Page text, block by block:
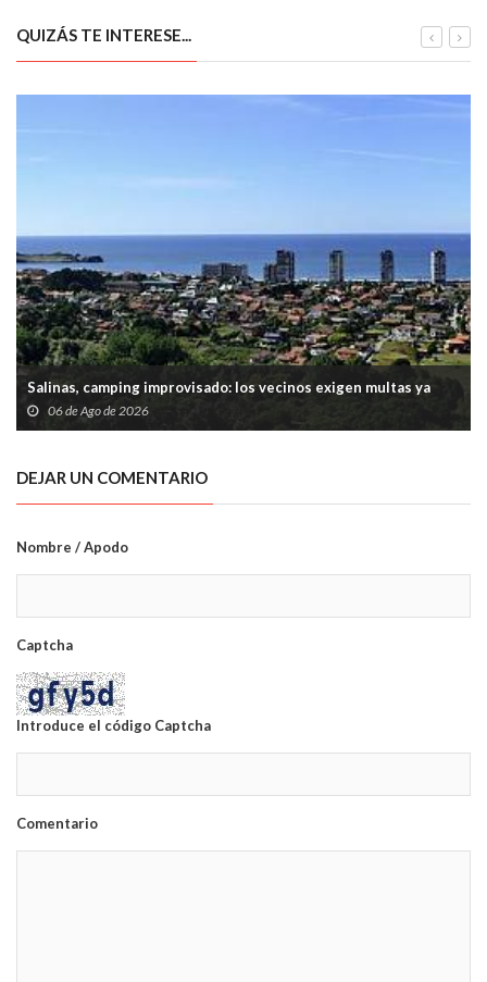
QUIZÁS TE INTERESE...
Salinas, camping improvisado: los vecinos exigen multas ya
06 de Ago de 2026
DEJAR UN COMENTARIO
Nombre / Apodo
Captcha
Introduce el código Captcha
Comentario